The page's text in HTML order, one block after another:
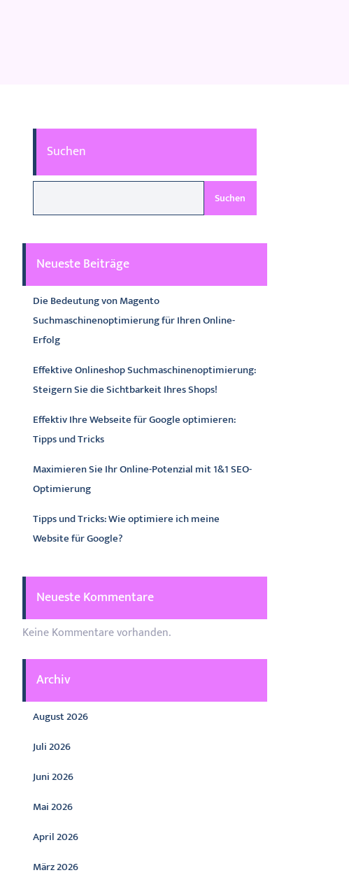
Suchen
Suchen
Neueste Beiträge
Die Bedeutung von Magento
Suchmaschinenoptimierung für Ihren Online-
Erfolg
Effektive Onlineshop Suchmaschinenoptimierung:
Steigern Sie die Sichtbarkeit Ihres Shops!
Effektiv Ihre Webseite für Google optimieren:
Tipps und Tricks
Maximieren Sie Ihr Online-Potenzial mit 1&1 SEO-
Optimierung
Tipps und Tricks: Wie optimiere ich meine
Website für Google?
Neueste Kommentare
Keine Kommentare vorhanden.
Archiv
August 2026
Juli 2026
Juni 2026
Mai 2026
April 2026
März 2026